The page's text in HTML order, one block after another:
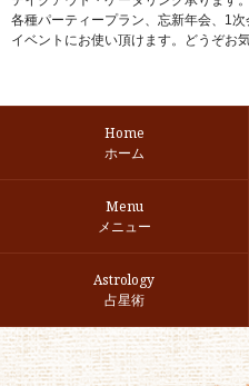
各種パーティープラン、忘新年会、1
イベントにお使い頂けます。どうぞお
Home
ホーム
Menu
メニュー
Astrology
占星術